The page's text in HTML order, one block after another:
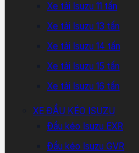
Xe tải Isuzu 11 tấn
Xe tải Isuzu 13 tấn
Xe tải Isuzu 14 tấn
Xe tải Isuzu 15 tấn
Xe tải Isuzu 16 tấn
XE ĐẦU KÉO ISUZU
Đầu kéo Isuzu EXR
Đầu kéo Isuzu GVR